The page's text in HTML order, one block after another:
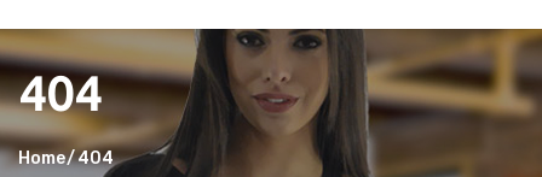
404
Home 404